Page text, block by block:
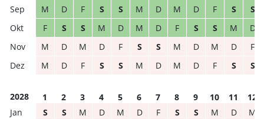
M D F S S M D M D F S
S
F
S S M D M D F S S M
D
M
D M D F S S M D M D
F
M
D F S S M D M D F S S
2028 1 2 3 4 5 6 7 8 9 10 11
12
S
S M D M D F S S M D
M